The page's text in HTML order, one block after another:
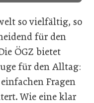
so vielfältig, so
für den
ÖGZ bietet
für den Alltag:
Fragen
Wie eine klar